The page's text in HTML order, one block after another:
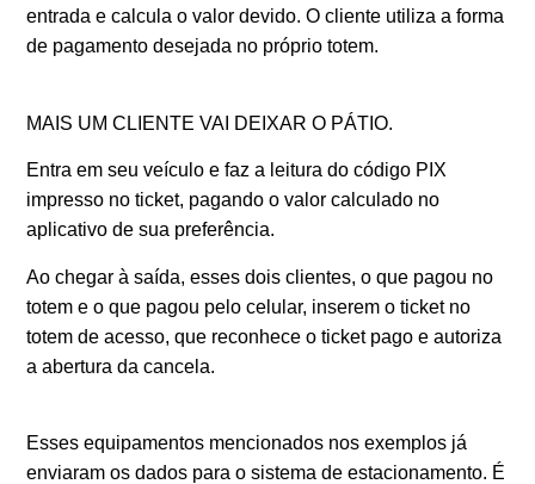
entrada e calcula o valor devido. O cliente utiliza a forma
de pagamento desejada no próprio totem.
MAIS UM CLIENTE VAI DEIXAR O PÁTIO.
Entra em seu veículo e faz a leitura do código PIX
impresso no ticket, pagando o valor calculado no
aplicativo de sua preferência.
Ao chegar à saída, esses dois clientes, o que pagou no
totem e o que pagou pelo celular, inserem o ticket no
totem de acesso, que reconhece o ticket pago e autoriza
a abertura da cancela.
Esses equipamentos mencionados nos exemplos já
enviaram os dados para o sistema de estacionamento. É